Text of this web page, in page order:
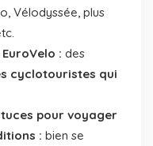
Vélodyssée, plus
: des
cyclotouristes qui
pour voyager
: bien se